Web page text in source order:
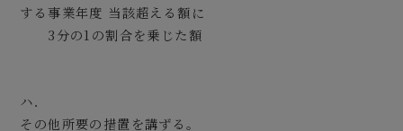
する事業年度 当該超える額に
3分の1の割合を乗じた額
ハ．
その他所要の措置を講ずる。